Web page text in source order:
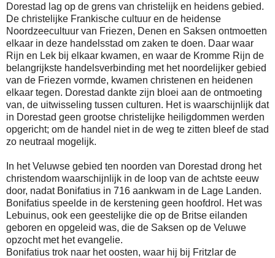
Dorestad lag op de grens van christelijk en heidens gebied.
De christelijke Frankische cultuur en de heidense
Noordzeecultuur van Friezen, Denen en Saksen ontmoetten
elkaar in deze handelsstad om zaken te doen. Daar waar
Rijn en Lek bij elkaar kwamen, en waar de Kromme Rijn de
belangrijkste handelsverbinding met het noordelijker gebied
van de Friezen vormde, kwamen christenen en heidenen
elkaar tegen. Dorestad dankte zijn bloei aan de ontmoeting
van, de uitwisseling tussen culturen. Het is waarschijnlijk dat
in Dorestad geen grootse christelijke heiligdommen werden
opgericht; om de handel niet in de weg te zitten bleef de stad
zo neutraal mogelijk.
In het Veluwse gebied ten noorden van Dorestad drong het
christendom waarschijnlijk in de loop van de achtste eeuw
door, nadat Bonifatius in 716 aankwam in de Lage Landen.
Bonifatius speelde in de kerstening geen hoofdrol. Het was
Lebuinus, ook een geestelijke die op de Britse eilanden
geboren en opgeleid was, die de Saksen op de Veluwe
opzocht met het evangelie.
Bonifatius trok naar het oosten, waar hij bij Fritzlar de